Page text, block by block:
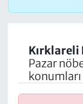
Kırklareli
Pazar
konumları